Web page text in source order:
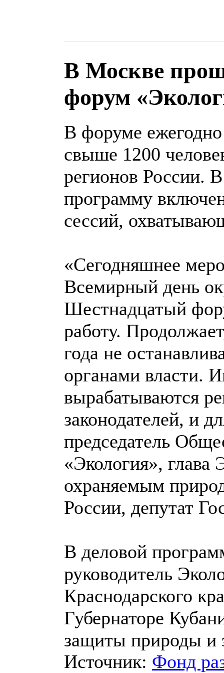
В Москве
форум
В форуме
свыше 1200
регионов России.
программу
сессий,
«Сегодняшнее
Всемирный день
Шестнадцатый
работу.
года не
органами власти.
вырабатываются
законодателей, и
председатель
«Экология», глава
охраняемым
России, депутат
В деловой
руководитель
Краснодарского
Губернаторе
защиты природы и
Источник: Фонд